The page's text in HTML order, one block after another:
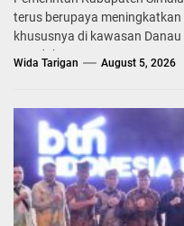
terus berupaya
khususnya di kawasan
mendukung...
Wida Tarigan August 5, 2026